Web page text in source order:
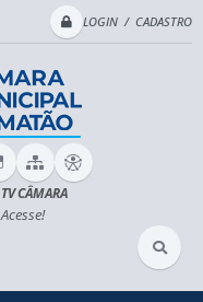
LOGIN / CADASTRO
TV CÂMARA
Acesse!